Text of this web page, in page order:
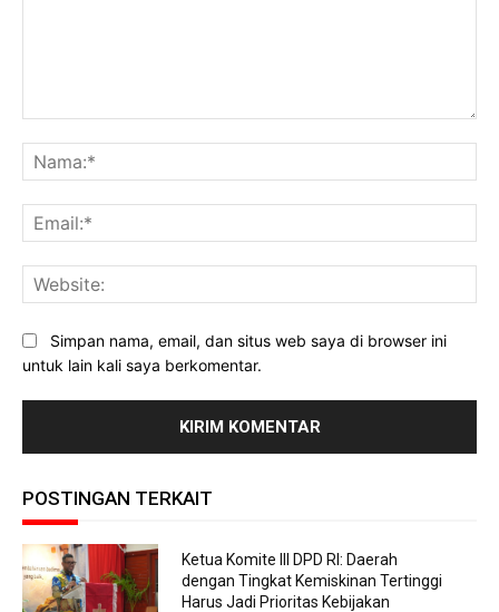
Simpan nama, email, dan situs web saya di browser ini
untuk lain kali saya berkomentar.
POSTINGAN TERKAIT
Ketua Komite III DPD RI: Daerah
dengan Tingkat Kemiskinan Tertinggi
Harus Jadi Prioritas Kebijakan